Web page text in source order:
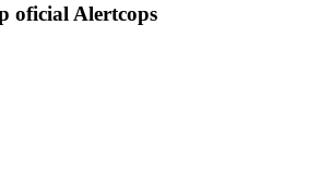
oficial Alertcops